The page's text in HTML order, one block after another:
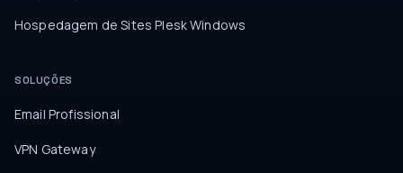
Hospedagem de Sites Plesk Windows
SOLUÇÕES
Email Profissional
VPN Gateway